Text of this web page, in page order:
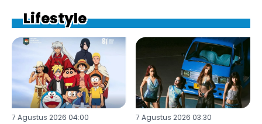
Lifestyle
7 Agustus 2026 04:00 7 Agustus 2026 03:30